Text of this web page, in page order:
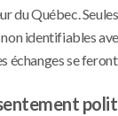
du Québec.
identifiables
échanges se